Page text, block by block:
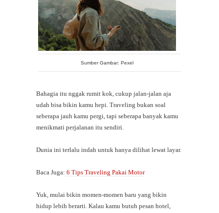
Sumber Gambar: Pexel
Bahagia itu nggak rumit kok, cukup jalan-jalan aja
udah bisa bikin kamu hepi. Traveling bukan soal
seberapa jauh kamu pergi, tapi seberapa banyak kamu
menikmati perjalanan itu sendiri.
Dunia ini terlalu indah untuk hanya dilihat lewat layar.
Baca Juga: 6 Tips Traveling Pakai Motor
Yuk, mulai bikin momen-momen baru yang bikin
hidup lebih berarti. Kalau kamu butuh pesan hotel,